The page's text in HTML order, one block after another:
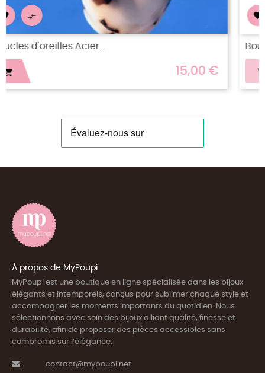

Boucles d’oreilles acier...
12,00 €
À propos de MyPoupi
MyPoupi est une boutique en ligne spécialisée dans les bijoux
élégants et intemporels, conçus pour sublimer chaque style et
accompagner les moments importants du quotidien. Nous
sélectionnons avec soin des bijoux alliant qualité, finesse et
durabilité, afin de proposer des pièces accessibles sans
compromis sur l’élégance.
contact@mypoupi.net